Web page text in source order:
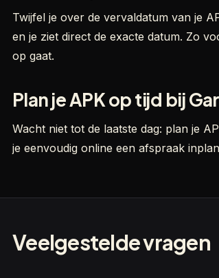
Twijfel je over de vervaldatum van je
en je ziet direct de exacte datum. Zo
op gaat.
Plan je APK op tijd bij
Wacht niet tot de laatste dag: plan je
je eenvoudig online een afspraak
Veelgestelde vragen